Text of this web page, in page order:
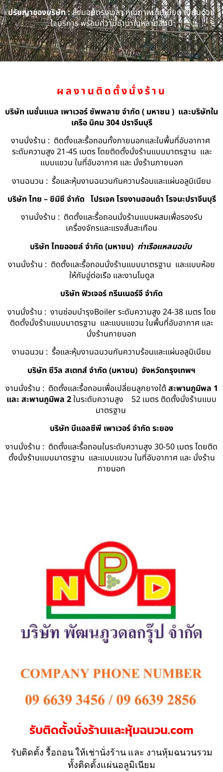
ปรัชญาของบริษัท :ส่งมอบตรงเวลา คุณภาพเต็มเยี่ยม เปี่ยมด้วย
ใจบริการ พร้อมความชำนาญหลายสิบปี
ผลงานติดตั้งนั่งร้าน
บริษัท เนชั่นแนล เพาเวอร์ ซัพพลาย จำกัด ( มหาชน ) และบริษัทใน
เครือ นิคม 304 ปราจีนบุรี
งานนั่งร้าน : ติดตั้งและรื้อถอนทั้งภายนอกและในพื้นที่อับอากาศ
ระดับความสูง 21-45 เมตร โดยติดตั้งนั่งร้านแบบมาตรฐาน และ
แบบแขวน ในที่อับอากาศ และ นั่งร้านภายนอก
งานฉนวน : รื้อและหุ้มงานฉนวนกันความร้อนและแผ่นอลูมิเนียม
บริษัท ไทย – ชิมิซึ จำกัด โปรเจค โรงงานฮอนด้า โรจนะปราจีนบุรี
งานนั่งร้าน : ติดตั้งและรื้อถอนนั่งร้านแบบผสมเพื่อรองรับ
เครื่องจักรและแรงสั่นสะเทือน
บริษัท ไทยออยล์ จํากัด (มหาชน) ท่าเรือแหลมฉบับ
งานนั่งร้าน : ติดตั้งและรื้อถอนนั่งร้านแบบมาตรฐาน และแบบห้อย
ให้กับอู่ต่อเรือ และงานโมดูล
บริษัท ฟิวเจอร์ กรีนเนอร์จี จำกัด
งานนั่งร้าน : งานซ่อมบำรุงBoiler ระดับความสูง 24-38 เมตร โดย
ติดตั้งนั่งร้านแบบมาตรฐาน และแบบแขวน ในพื้นที่อับอากาศ และ
นั่งร้านภายนอก
งานฉนวน : รื้อและหุ้มงานฉนวนกันความร้อนและแผ่นอลูมิเนียม
บริษัท ซีวิล สเตทส์ จำกัด (มหาชน) จังหวัดกรุงเทพฯ
งานนั่งร้าน : ติดตั้งและรื้อถอนเพื่อเปลี่ยนลูกยางใต้ สะพานภูมิพล 1
และ สะพานภูมิพล 2ในระดับความสูง 52 เมตร ติดตั้งนั่งร้านแบบ
มาตรฐาน
บริษัท บีแอลซีพี เพาเวอร์ จำกัด ระยอง
งานนั่งร้าน : ติดตั้งและรื้อถอนในระดับความสูง 30-50 เมตร โดยติด
ตั้งนั่งร้านแบบมาตรฐาน และแบบแขวน ในที่อับอากาศ และ นั่งร้าน
ภายนอก
รับติดตั้งนั่งร้านและหุ้มฉนวน.com
รับติดตั้ง รื้อถอน ให้เช่านั่งร้าน และ งานหุ้มฉนวนรวม
ทั้งติดตั้งแผ่นอลูมิเนียม